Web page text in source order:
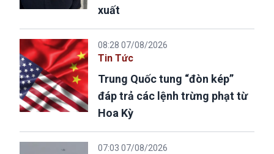
xuất
08:28 07/08/2026
Tin Tức
Trung Quốc tung “đòn kép”
đáp trả các lệnh trừng phạt từ
Hoa Kỳ
07:03 07/08/2026